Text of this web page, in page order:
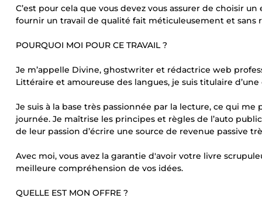
C’est pour cela que vous devez vous assurer de choisir
fournir un travail de qualité fait méticuleusement et sans
POURQUOI MOI POUR CE TRAVAIL ?
Je m’appelle Divine, ghostwriter et rédactrice web
Littéraire et amoureuse des langues, je suis titulaire
Je suis à la base très passionnée par la lecture, ce qui
journée. Je maîtrise les principes et règles de l’auto
de leur passion d’écrire une source de revenue passive
Avec moi, vous avez la garantie d'avoir votre livre
meilleure compréhension de vos idées.
QUELLE EST MON OFFRE ?